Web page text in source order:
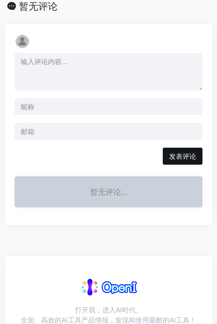
暂无评论
发表评论
暂无评论...
打开我，进入AI时代。
全面、高效的AI工具产品情报，发现和使用最酷的AI工具！